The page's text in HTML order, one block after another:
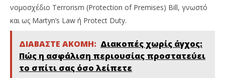
νομοσχέδιο Terrorism (Protection of Premises) Bill, γνωστό
και ως Martyn’s Law ή Protect Duty.
ΔΙΑΒΑΣΤΕ ΑΚΟΜΗ: Διακοπές χωρίς άγχος:
Πώς η ασφάλιση περιουσίας προστατεύει
το σπίτι σας όσο λείπετε